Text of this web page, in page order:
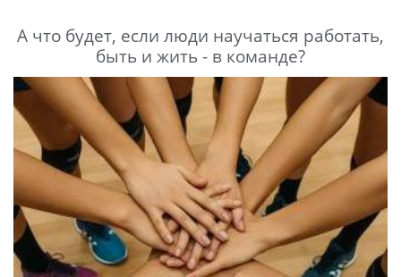
А что будет, если люди научаться работать,
быть и жить - в команде?